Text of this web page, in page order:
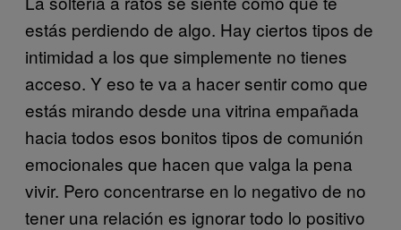
estás perdiendo de algo. Hay ciertos tipos de
intimidad a los que simplemente no tienes
acceso. Y eso te va a hacer sentir como que
estás mirando desde una vitrina empañada
hacia todos esos bonitos tipos de comunión
emocionales que hacen que valga la pena
vivir. Pero concentrarse en lo negativo de no
tener una relación es ignorar todo lo positivo